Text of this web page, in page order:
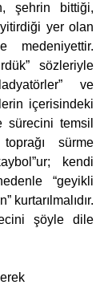
şehrin bittiği,
yer olan
medeniyettir.
sözleriyle
ve
içerisindeki
sürecini temsil
sürme
kendi
“geyikli
kurtarılmalıdır.
şöyle dile